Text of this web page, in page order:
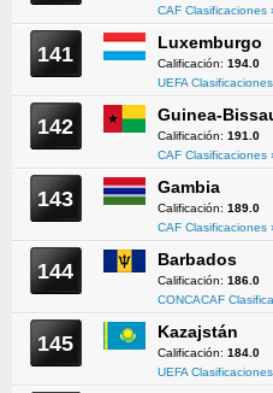
CAF Clasificaciones
141 Luxemburgo
Calificación: 194.0
UEFA
142 Guinea-
Calificación: 191.0
CAF Clasificaciones
143 Gambia
Calificación: 189.0
CAF Clasificaciones
144 Barbados
Calificación: 186.0
CONCACAF
145 Kazajstán
Calificación: 184.0
UEFA